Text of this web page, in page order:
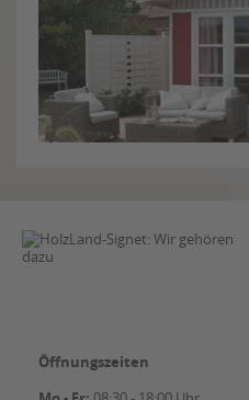
Öffnungszeiten